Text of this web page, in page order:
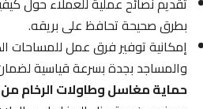
بطرق صحيحة تحافظ على بريقه.
إمكانية توفير فرق عمل للمساحات
والمساجد بجدة بسرعة قياسية لضمان
حماية مغاسل وطاولات الرخام من